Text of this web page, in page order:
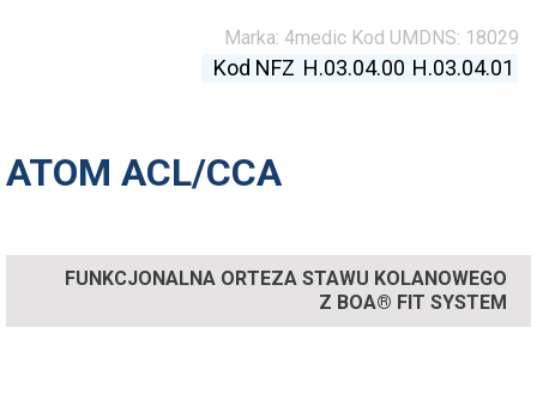
Marka: 4medic Kod UMDNS: 18029
Kod NFZ H.03.04.00 H.03.04.01
ATOM ACL/CCA
FUNKCJONALNA ORTEZA STAWU KOLANOWEGO
Z BOA® FIT SYSTEM